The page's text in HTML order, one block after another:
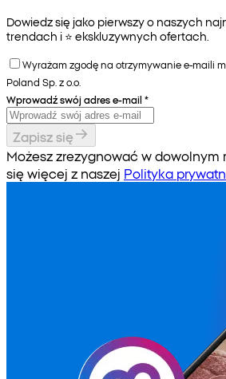
Dowiedz się jako pierwszy o naszych
trendach i ⭐️ ekskluzywnych ofertach.
Wyrażam zgodę na otrzymywanie e-maili
Poland Sp. z o.o.
Wprowadź swój adres e-mail *
Zapisz się
Możesz zrezygnować w
się więcej z naszej Polityka